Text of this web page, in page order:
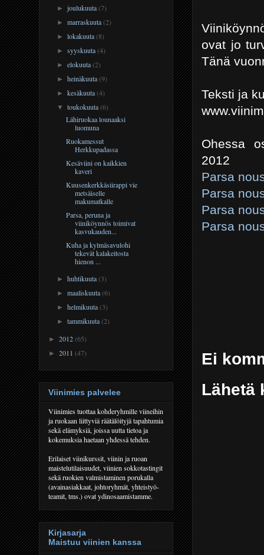
ovat jo
Tänä
Teksti ja
Ohessa
2012
Parsa
Parsa
Parsa
Parsa
Ei
Lähetä
►joulukuuta(7)
►marraskuuta(2)
►lokakuuta(8)
►syyskuuta(4)
►elokuuta(2)
►heinäkuuta(9)
►kesäkuuta(4)
▼toukokuuta(6)
Lähiruokaa lounaaksi
luomuna
Ruokamessut
Herkkupadassa
Kesäviini on kaikkien
kaveri
Kuusenkerkkäsiirappi vie
metsäiselle
makumatkalle
Parsa, peruna ja
viiniköynnös toimivat
kasvukauden...
Kuha ja kylmäsavulohi
tekevät kalakeitosta
hienon ...
►huhtikuuta(3)
►maaliskuuta(6)
►helmikuuta(3)
►tammikuuta(2)
► 2012(65)
► 2011 (47)
Viinimies palvelee
Viinimies tuottaa kohderyhmille viineihin
ja ruokaan liittyviä räätälöityjä tapahtumia
sekä elämyksiä, joissa uutta tietoa ja
kokemuksia haetaan yhdessä tehden.
Erilaiset viinikurssit, viinin ja ruoan
maistelutilaisuudet, viinien sokkotastingit
sekä ruokien valmistaminen porukalla
(avainasiakkaat, johtoryhmät, yhteistyö-
teamit, tms.) ovat ydinosaamistamme.
Kirjasarja
Maistuu viinien kanssa